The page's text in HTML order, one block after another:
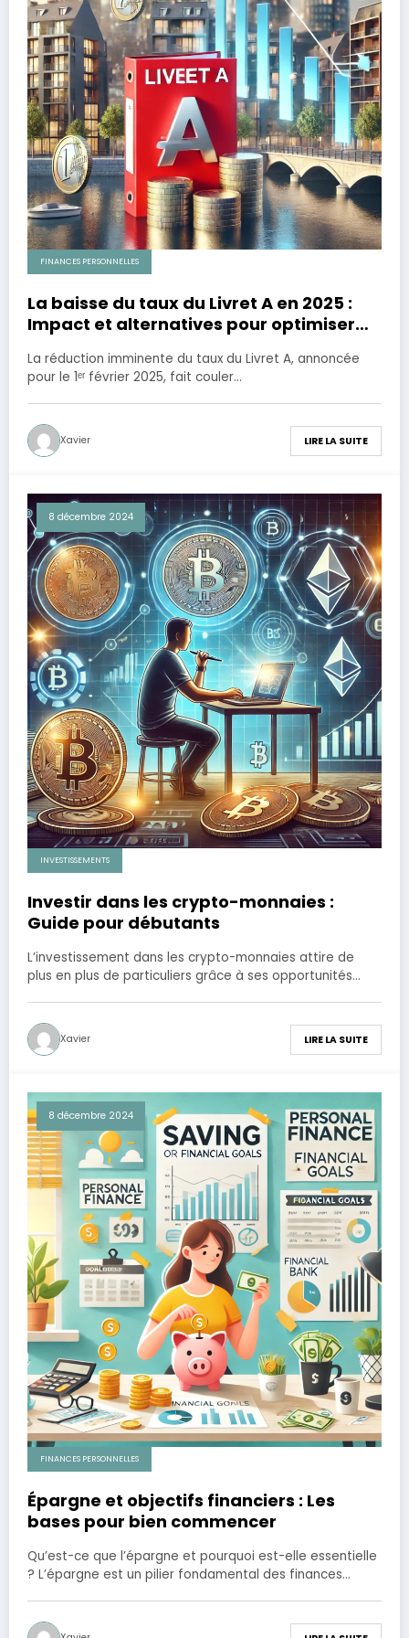
FINANCES PERSONNELLES
La baisse du taux du Livret A en 2025 :
Impact et alternatives pour optimiser
La réduction imminente du taux du Livret A, annoncée
pour le 1ᵉʳ février 2025, fait couler…
Xavier LIRE LA SUITE
8 décembre 2024
INVESTISSEMENTS
Investir dans les crypto-monnaies :
Guide pour débutants
L’investissement dans les crypto-monnaies attire de
plus en plus de particuliers grâce à ses opportunités…
Xavier LIRE LA SUITE
8 décembre 2024
FINANCES PERSONNELLES
Épargne et objectifs financiers : Les
bases pour bien commencer
Qu’est-ce que l’épargne et pourquoi est-elle essentielle
? L’épargne est un pilier fondamental des finances…